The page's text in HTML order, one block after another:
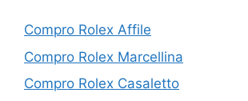
Compro Rolex Affile
Compro Rolex Marcellina
Compro Rolex Casaletto